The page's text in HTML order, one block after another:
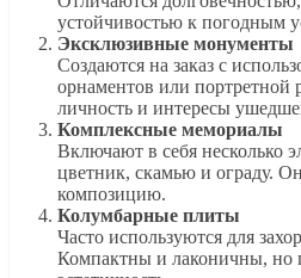
устойчивостью к погодным
Эксклюзивные монументы
Создаются на заказ с
орнаментов или
личность и интересы
Комплексные мемориалы
Включают в себя несколько
цветник, скамью и ограду.
композицию.
Колумбарные плиты
Часто используются для
Компактны и лаконичны, но